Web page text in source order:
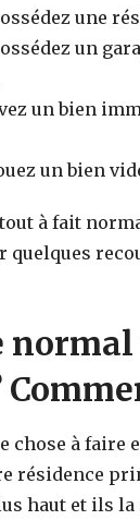
une
un
un bien
un bien
tout à fait
quelques
chose à faire
résidence
haut et ils la